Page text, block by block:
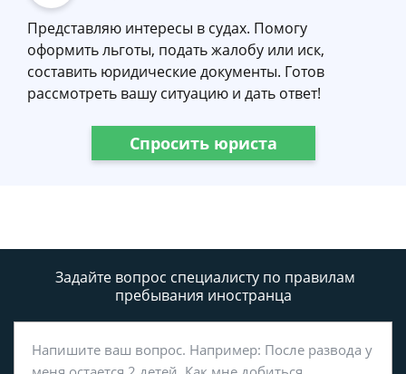
Представляю интересы в судах. Помогу
оформить льготы, подать жалобу или иск,
составить юридические документы. Готов
рассмотреть вашу ситуацию и дать ответ!
Спросить юриста
Задайте вопрос специалисту по правилам
пребывания иностранца